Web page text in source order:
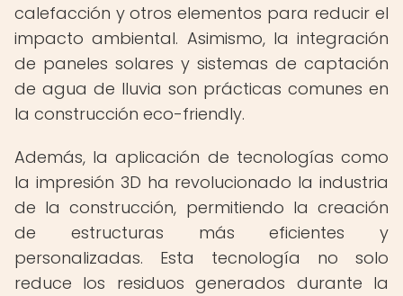
calefacción y otros elementos para reducir el
impacto ambiental. Asimismo, la integración
de paneles solares y sistemas de captación
de agua de lluvia son prácticas comunes en
la construcción eco-friendly.
Además, la aplicación de tecnologías como
la impresión 3D ha revolucionado la industria
de la construcción, permitiendo la creación
de estructuras más eficientes y
personalizadas. Esta tecnología no solo
reduce los residuos generados durante la